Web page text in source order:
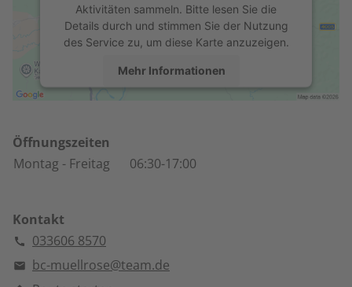
Aktivitäten sammeln. Bitte lesen Sie die
Details durch und stimmen Sie der Nutzung
des Service zu, um diese Karte anzuzeigen.
Mehr Informationen
powered by
Management Platform
Öffnungszeiten
Montag - Freitag 06:30-17:00
Kontakt
033606 8570
bc-muellrose@team.de